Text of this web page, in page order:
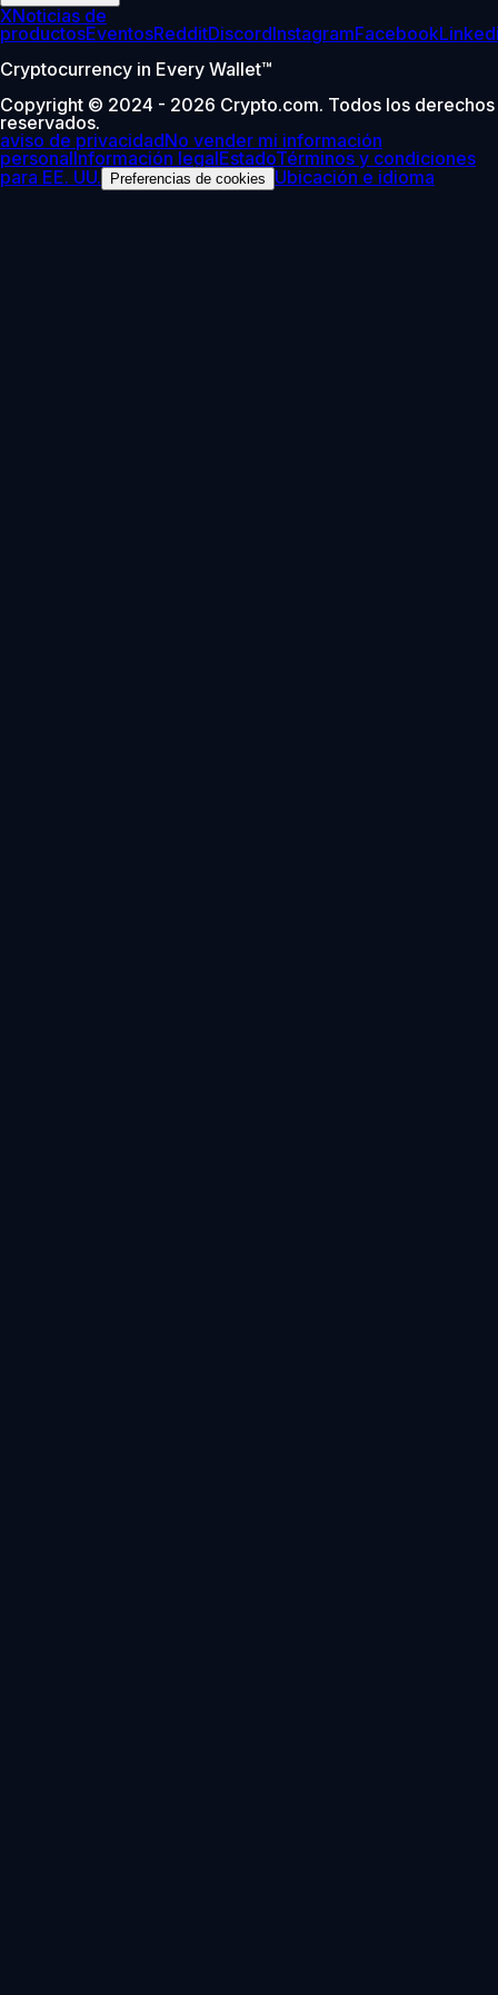
XNoticias de
productosEventosRedditDiscordInstagramFacebook
Cryptocurrency in Every Wallet™
Copyright © 2024 - 2026 Crypto.com. Todos los derechos
reservados.
aviso de privacidadNo vender mi información
personalInformación legalEstadoTérminos y condiciones
para EE. UU.
Preferencias de cookies Ubicación e idioma